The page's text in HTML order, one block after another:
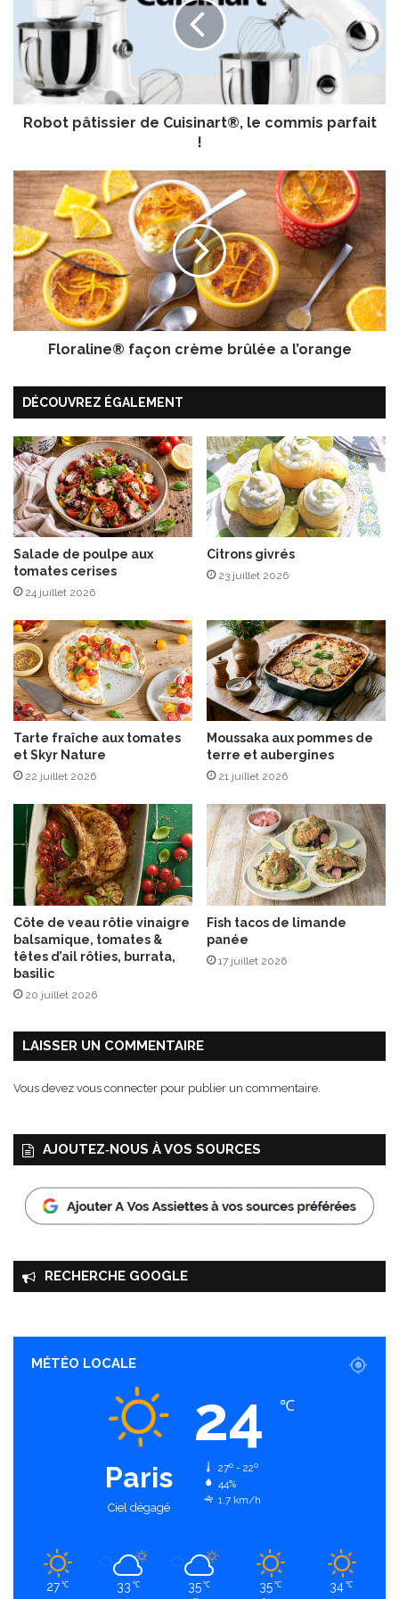
t
p
â
i
e
r
e
C
u
i
i
r
®
,
l
e
c
o
m
m
i
s
a
r
f
a
i
t
Robot pâtissier de Cuisinart®, le commis parfait
!
F
l
r
a
l
i
e
a
o
n
c
r
è
m
e
b
r
û
é
e
a
l
’
o
r
a
n
Floraline® façon crème brûlée a l’orange
DÉCOUVREZ ÉGALEMENT
Salade de poulpe aux
tomates cerises
24 juillet 2026
Citrons givrés
23 juillet 2026
Tarte fraîche aux tomates
et Skyr Nature
22 juillet 2026
Moussaka aux pommes de
terre et aubergines
21 juillet 2026
Côte de veau rôtie vinaigre
balsamique, tomates &
têtes d’ail rôties, burrata,
basilic
20 juillet 2026
Fish tacos de limande
panée
17 juillet 2026
LAISSER UN COMMENTAIRE
Vous devez vous connecter pour publier un commentaire.
AJOUTEZ‑NOUS À VOS SOURCES
RECHERCHE GOOGLE
MÉTÉO LOCALE
Paris
Ciel dégagé
24 ℃
27º - 22º
44%
1.7 km/h
27 ℃ 33 ℃ 35 ℃ 35 ℃ 34 ℃